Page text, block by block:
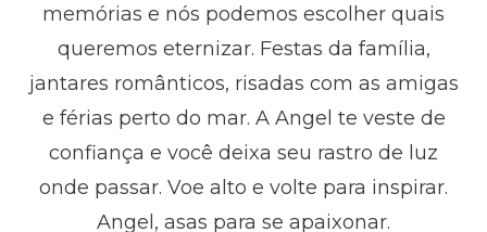
memórias e nós podemos escolher quais
queremos eternizar. Festas da família,
jantares românticos, risadas com as amigas
e férias perto do mar. A Angel te veste de
confiança e você deixa seu rastro de luz
onde passar. Voe alto e volte para inspirar.
Angel, asas para se apaixonar.